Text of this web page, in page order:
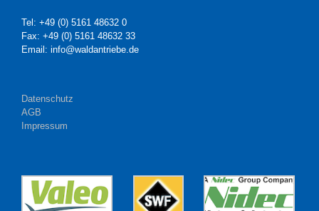
Tel: +49 (0) 5161 48632 0
Fax: +49 (0) 5161 48632 33
Email: info@waldantriebe.de
Datenschutz
AGB
Impressum